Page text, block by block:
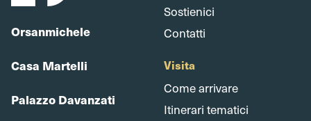
Orsanmichele
Casa Martelli
Palazzo Davanzati
Sostienici
Contatti
Visita
Come arrivare
Itinerari tematici